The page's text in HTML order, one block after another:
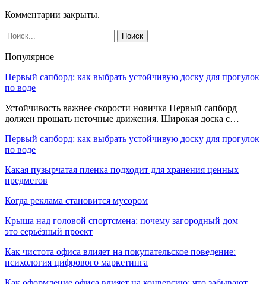
Комментарии закрыты.
Популярное
Первый сапборд: как выбрать устойчивую доску для прогулок
по воде
Устойчивость важнее скорости новичка Первый сапборд
должен прощать неточные движения. Широкая доска с…
Первый сапборд: как выбрать устойчивую доску для прогулок
по воде
Какая пузырчатая пленка подходит для хранения ценных
предметов
Когда реклама становится мусором
Крыша над головой спортсмена: почему загородный дом —
это серьёзный проект
Как чистота офиса влияет на покупательское поведение:
психология цифрового маркетинга